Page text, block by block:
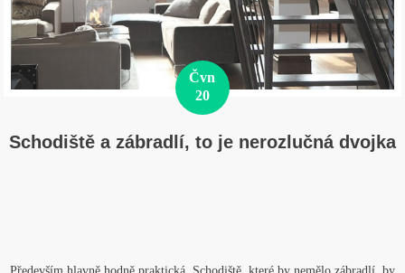
Čvn
20
Schodiště a zábradlí, to je nerozlučná dvojka